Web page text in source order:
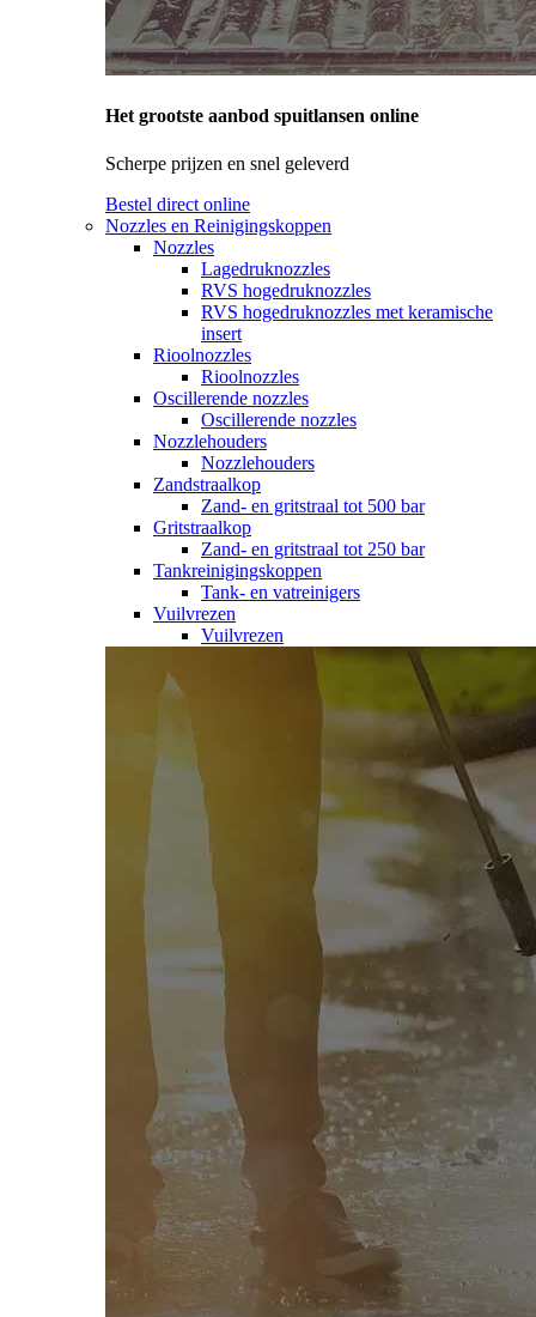
Het grootste aanbod spuitlansen online
Scherpe prijzen en snel geleverd
Bestel direct online
Nozzles en Reinigingskoppen
Nozzles
Lagedruknozzles
RVS hogedruknozzles
RVS hogedruknozzles met keramische
insert
Rioolnozzles
Rioolnozzles
Oscillerende nozzles
Oscillerende nozzles
Nozzlehouders
Nozzlehouders
Zandstraalkop
Zand- en gritstraal tot 500 bar
Gritstraalkop
Zand- en gritstraal tot 250 bar
Tankreinigingskoppen
Tank- en vatreinigers
Vuilvrezen
Vuilvrezen